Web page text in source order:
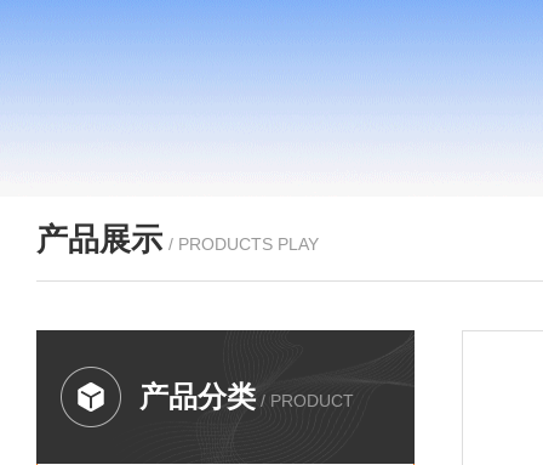
产品展示 / PRODUCTS PLAY
产品分类 / PRODUCT